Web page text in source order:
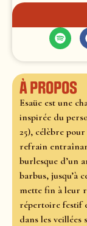
À propos
Esaüe est une
inspirée du
25), célèbre
refrain
burlesque d’un
barbus, jusqu’à
mette fin à leur
répertoire festif
dans les veillées